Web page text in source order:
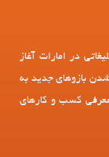
تبلیغاتی در امارات آغاز
شدن بازوهای جدید به
معرفی کسب و کارهای